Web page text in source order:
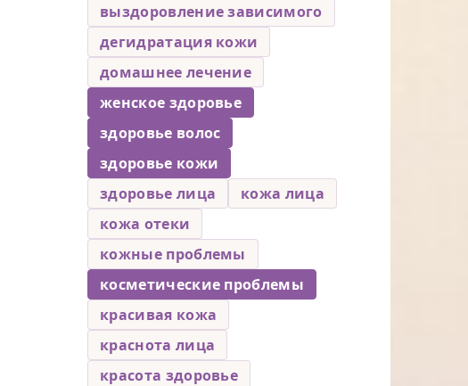
выздоровление зависимого
дегидратация кожи
домашнее лечение
женское здоровье
здоровье волос
здоровье кожи
здоровье лица
кожа лица
кожа отеки
кожные проблемы
косметические проблемы
красивая кожа
краснота лица
красота здоровье